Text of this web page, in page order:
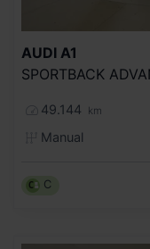
AUDI A1
49.144 km
Manual
C